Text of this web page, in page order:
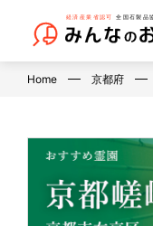
Home 京都府